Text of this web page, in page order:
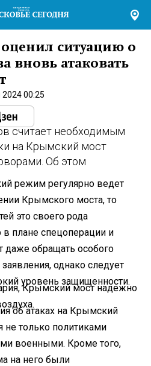
ситуацию о
вновь атаковать
00:25
считает необходимым
на Крымский мост
Об этом
режим регулярно ведет
Крымского моста, то
это своего рода
в плане спецоперации и
даже обращать особого
однако следует
уровень защищенности.
Крымский мост надежно
об атаках на Крымский
не только политиками
военными. Кроме того,
на него были